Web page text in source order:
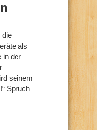
die
als
in der
seinem
Spruch